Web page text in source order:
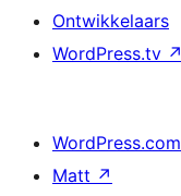
Ontwikkelaars
WordPress.tv ↗
WordPress.com
Matt ↗